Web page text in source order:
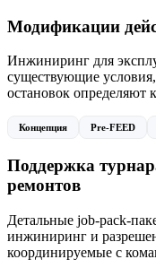
Модификации
Инжиниринг для
существующие
остановок определяют
Концепция Pre-FEED
Поддержка
ремонтов
Детальные job-pack-
инжиниринг и
координируемые с